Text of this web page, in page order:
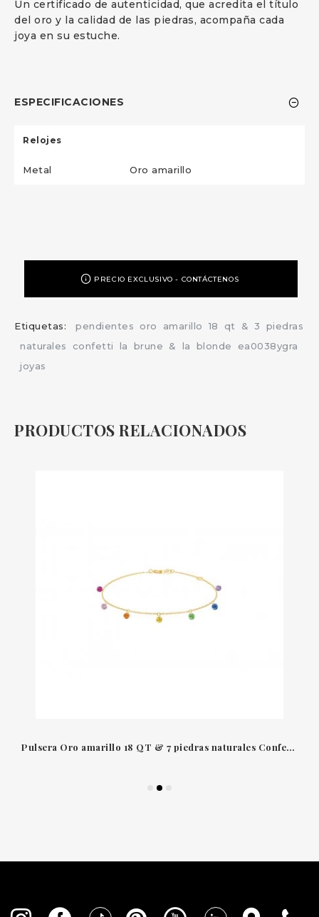
Un certificado de autenticidad, que acredita el título
del oro y la calidad de las piedras, acompaña cada
joya en su estuche.
ESPECIFICACIONES
Relojes
Metal Oro amarillo
PRECIO EXCLUSIVO - CONTÁCTENOS
Etiquetas: pendientes oro amarillo 18 qt & 3
piedras
naturales
confetti la brune & la blonde
ea0038ygra
joyas
PRODUCTOS RELACIONADOS
Pulsera Oro amarillo 18 QT & 7 piedras naturales Confetti La Brune & La Blonde